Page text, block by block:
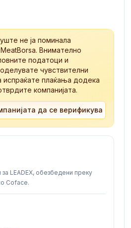
не ја поминала
Внимателно
податоци и
чувствителни
испраќате плаќања додека
компанијата.
да се верификува
LEADEX, обезбедени преку
Coface.